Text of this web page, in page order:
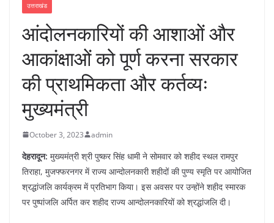
उत्तराखंड
आंदोलनकारियों की आशाओं और
आकांक्षाओं को पूर्ण करना सरकार
की प्राथमिकता और कर्तव्यः
मुख्यमंत्री
October 3, 2023 admin
देहरादून: मुख्यमंत्री श्री पुष्कर सिंह धामी ने सोमवार को शहीद स्थल रामपुर
तिराहा, मुजफ्फरनगर में राज्य आन्दोलनकारी शहीदों की पुण्य स्मृति पर आयोजित
श्रद्धांजलि कार्यक्रम में प्रतिभाग किया। इस अवसर पर उन्होंने शहीद स्मारक
पर पुष्पांजलि अर्पित कर शहीद राज्य आन्दोलनकारियों को श्रद्धांजलि दी।